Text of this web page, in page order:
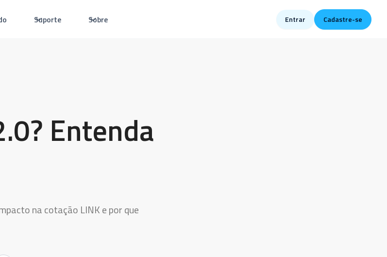
Suporte Sobre Entrar Cadastre-se
Entenda
na cotação LINK e por que